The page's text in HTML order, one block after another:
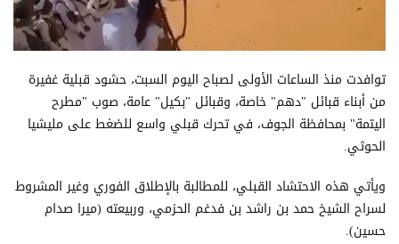
​توافدت منذ الساعات الأولى لصباح اليوم السبت، حشود قبلية غفيرة
من أبناء قبائل "دهم" خاصة، وقبائل "بكيل" عامة، صوب "مطرح
اليتمة" بمحافظة الجوف، في تحرك قبلي واسع للضغط على مليشيا
الحوثي.
​ويأتي هذه الاحتشاد القبلي، للمطالبة بالإطلاق الفوري وغير المشروط
لسراح الشيخ حمد بن راشد بن فدغم الحزمي، وربيعته (ميرا صدام
حسين).